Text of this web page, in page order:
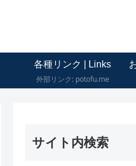
各種リンク | Links
外部リンク: potofu.me
サイト内検索